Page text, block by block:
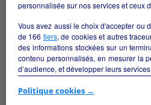
personnalisée sur nos services et ceux
Vous avez aussi le choix d'accepter ou
de 166 tiers, de cookies et autres
des informations stockées sur un
contenu personnalisés, en mesurer la
d’audience, et développer leurs services.
Si vous continuez sans accepter,
Politique cookies →